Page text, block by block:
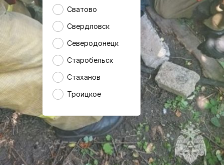
Сватово
Свердловск
Северодонецк
Старобельск
Стаханов
Троицкое